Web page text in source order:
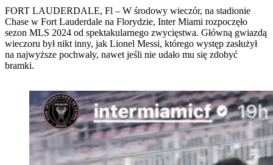
FORT LAUDERDALE, Fl – W środowy wieczór, na stadionie
Chase w Fort Lauderdale na Florydzie, Inter Miami rozpoczęło
sezon MLS 2024 od spektakularnego zwycięstwa. Główną gwiazdą
wieczoru był nikt inny, jak Lionel Messi, którego występ zasłużył
na najwyższe pochwały, nawet jeśli nie udało mu się zdobyć
bramki.